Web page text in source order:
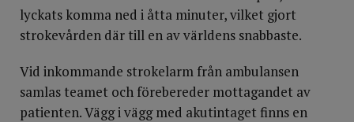
lyckats komma ned i åtta minuter, vilket gjort
strokevården där till en av världens snabbaste.
Vid inkommande strokelarm från ambulansen
samlas teamet och förebereder mottagandet av
patienten. Vägg i vägg med akutintaget finns en